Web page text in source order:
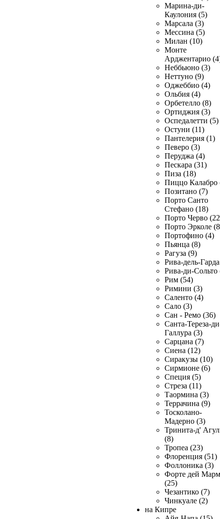
Марина-ди-
Каулония (5)
Марсала (3)
Мессина (5)
Милан (10)
Монте
Арджентарио
Неббьюно (3)
Неттуно (9)
Оджеббио (4)
Ольбия (4)
Орбетелло (8)
Ортиджия (3)
Оспедалетти (5)
Остуни (11)
Пантелерия (1)
Певеро (3)
Перуджа (4)
Пескара (31)
Пиза (18)
Пиццо Калабро
Позитано (7)
Порто Санто
Стефано (18)
Порто Черво
Порто Эрколе
Портофино (4)
Пьянца (8)
Рагуза (9)
Рива-дель-
Рива-ди-Сольто
Рим (54)
Римини (3)
Саленто (4)
Сало (3)
Сан - Ремо (36)
Санта-Тереза-
Галлура (3)
Сарцана (7)
Сиена (12)
Сиракузы (10)
Сирмионе (6)
Специя (5)
Стреза (11)
Таормина (3)
Террачина (9)
Тосколано-
Мадерно (3)
Тринита-д'
(8)
Тропеа (23)
Флоренция (51)
Фоллоника (3)
Форте дей
(25)
Чезантико (7)
Чинкуале (2)
на Кипре